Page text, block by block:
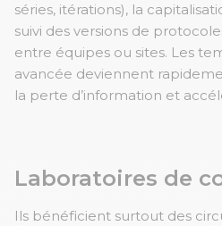
séries, itérations), la
suivi des versions de
entre équipes ou sites. Les
avancée deviennent
la perte d’information et
Laboratoires de
Ils bénéficient surtout des